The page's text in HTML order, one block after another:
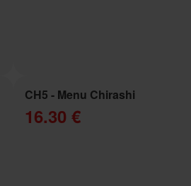
CH5 - Menu Chirashi
16.30 €